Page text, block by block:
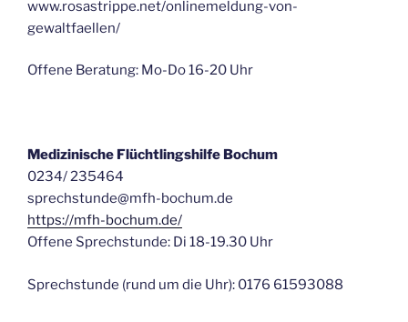
www.rosastrippe.net/onlinemeldung-von-
gewaltfaellen/
Offene Beratung: Mo-Do 16-20 Uhr
Medizinische Flüchtlingshilfe Bochum
0234/ 235464
sprechstunde@mfh-bochum.de
https://mfh-bochum.de/
Offene Sprechstunde: Di 18-19.30 Uhr
Sprechstunde (rund um die Uhr): 0176 61593088